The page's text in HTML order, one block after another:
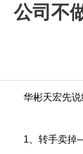
公司不
华彬天宏先说
1、转手卖掉